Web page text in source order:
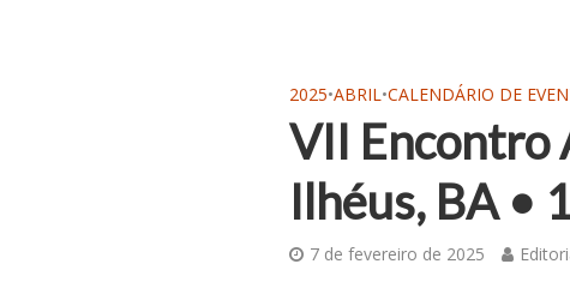
2025•ABRIL•CALENDÁRIO DE
VII Encontro
Ilhéus, BA •
7 de fevereiro de 2025